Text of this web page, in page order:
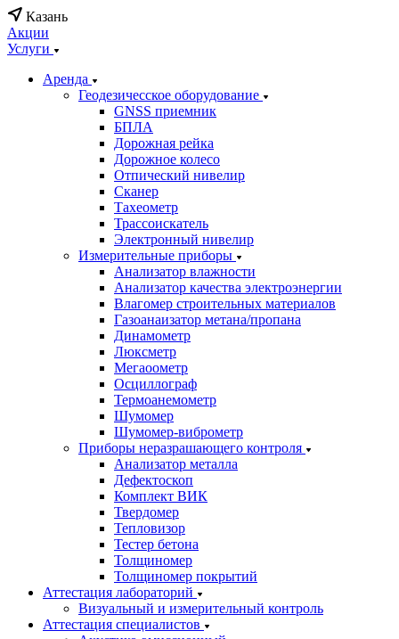
Казань
Акции
Услуги
Аренда
Геодезичесское оборудование
GNSS приемник
БПЛА
Дорожная рейка
Дорожное колесо
Отпический нивелир
Сканер
Тахеометр
Трассоискатель
Электронный нивелир
Измерительные приборы
Анализатор влажности
Анализатор качества электроэнергии
Влагомер строительных материалов
Газоанаизатор метана/пропана
Динамометр
Люксметр
Мегаоометр
Осциллограф
Термоанемометр
Шумомер
Шумомер-виброметр
Приборы неразрашающего контроля
Анализатор металла
Дефектоскоп
Комплект ВИК
Твердомер
Тепловизор
Тестер бетона
Толщиномер
Толщиномер покрытий
Аттестация лабораторий
Визуальный и измерительный контроль
Аттестация специалистов